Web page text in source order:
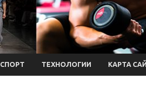
СПОРТ ТЕХНОЛОГИИ КАРТА